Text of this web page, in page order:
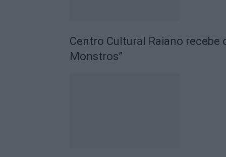
Centro Cultural Raiano recebe
Monstros”